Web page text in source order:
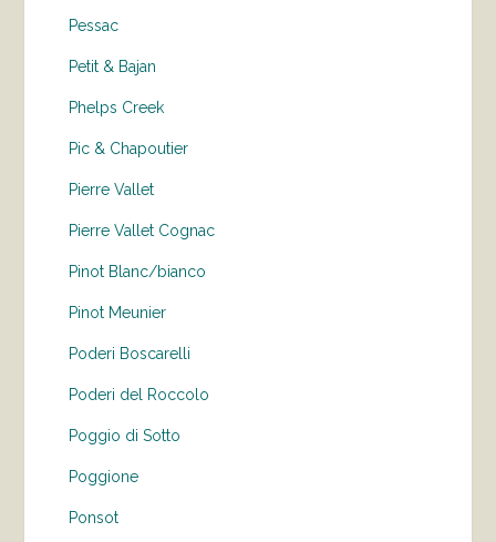
Pessac
Petit & Bajan
Phelps Creek
Pic & Chapoutier
Pierre Vallet
Pierre Vallet Cognac
Pinot Blanc/bianco
Pinot Meunier
Poderi Boscarelli
Poderi del Roccolo
Poggio di Sotto
Poggione
Ponsot